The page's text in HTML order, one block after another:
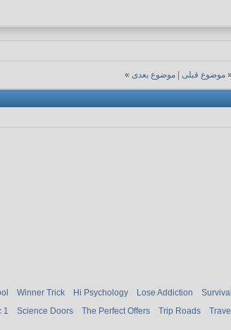
« موضوع قبلی |موضوع بعدی »
Winner Trick Hi Psychology Lose Addiction
1 Science Doors The Perfect Offers Trip Roads